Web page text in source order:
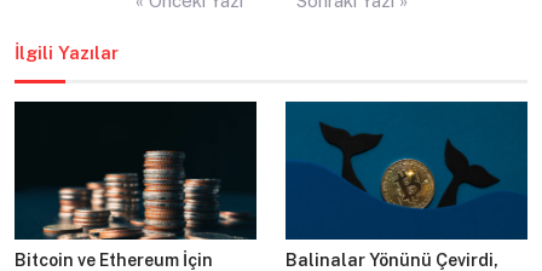
İlgili Yazılar
Bitcoin ve Ethereum İçin Balinalar Yönünü Çevirdi,